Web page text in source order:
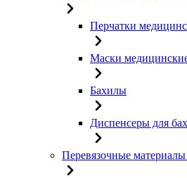
Перчатки
Маски
Бахилы
Диспенсеры для
Перевязочные материалы